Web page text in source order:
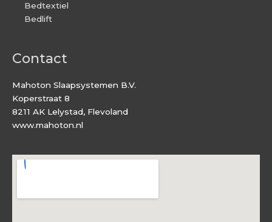
Bedtextiel
Bedlift
Contact
Mahoton Slaapsystemen B.V.
Koperstraat 8
8211 AK Lelystad, Flevoland
www.mahoton.nl